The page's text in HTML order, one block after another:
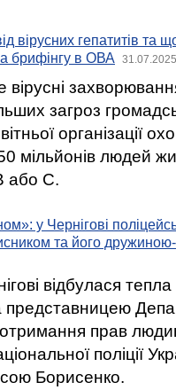
вірусних гепатитів та
брифінгу в ОВА
вірусні
загроз
організації
мільйонів людей
або С.
у Чернігові
та його
відбулася тепла
представницею
прав
поліції
Борисенко.